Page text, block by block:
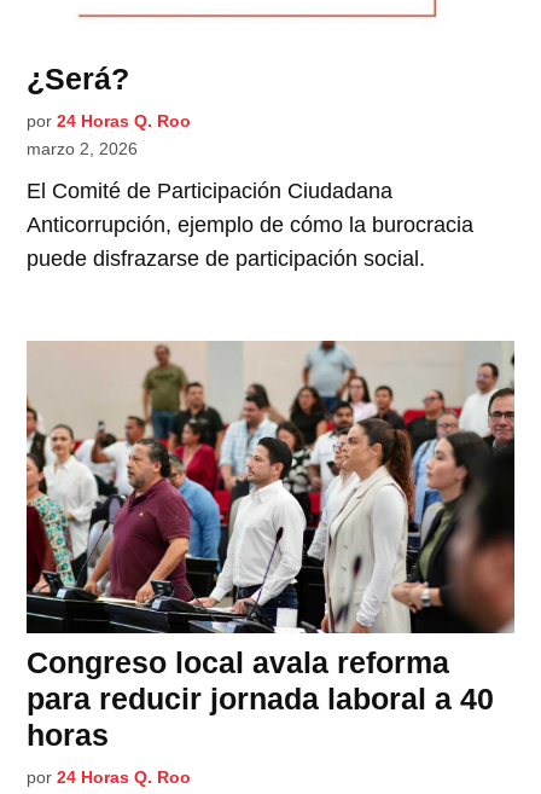
¿Será?
por 24 Horas Q. Roo
marzo 2, 2026
El Comité de Participación Ciudadana
Anticorrupción, ejemplo de cómo la burocracia
puede disfrazarse de participación social.
Congreso local avala reforma
para reducir jornada laboral a 40
horas
por 24 Horas Q. Roo